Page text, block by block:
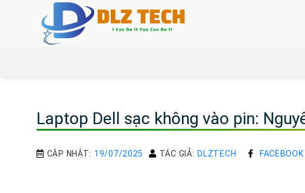
Laptop Dell sạc không vào pin:
CẬP NHẬT: 19/07/2025 TÁC GIẢ: DLZTECH FACEBOOK